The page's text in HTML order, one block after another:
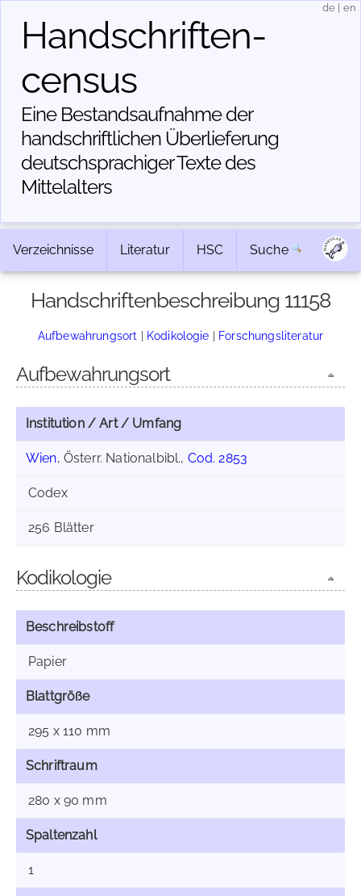
Handschriften­
census
Eine Bestandsaufnahme der
handschriftlichen Über­lieferung
deutschsprachiger Texte des
Mittelalters
de en
Verzeichnisse Literatur HSC Suche
Handschriftenbeschreibung 11158
Aufbewahrungsort | Kodikologie | Forschungsliteratur
Aufbewahrungsort
Institution / Art / Umfang
Wien, Österr. Nationalbibl., Cod. 2853
Codex
256 Blätter
Kodikologie
Beschreibstoff
Papier
Blattgröße
295 x 110 mm
Schriftraum
280 x 90 mm
Spaltenzahl
1